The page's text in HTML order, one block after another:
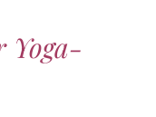
Yoga-